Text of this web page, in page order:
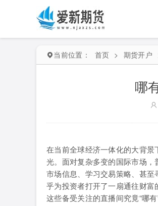
当前位置： 首页 > 期货开户
哪
在当前全球经济一体化的大背
光。面对复杂多变的国际市场，
市场信息、学习交易策略、甚
乎为投资者打开了一扇通往财富
这些备受关注的直播间究竟“哪